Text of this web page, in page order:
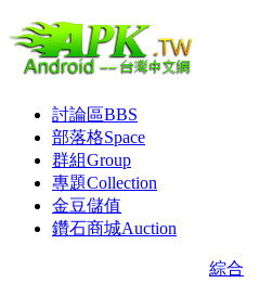
討論區BBS
部落格Space
群組Group
專題Collection
金豆儲值
鑽石商城Auction
綜合